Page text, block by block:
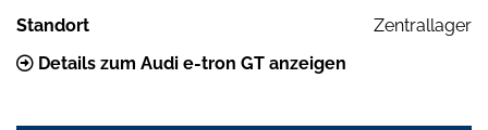
Standort
Zentrallager
Details zum Audi e-tron GT anzeigen